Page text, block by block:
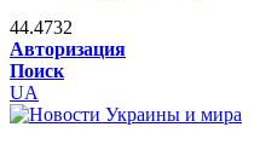
44.4732
Авторизация
Поиск
UA